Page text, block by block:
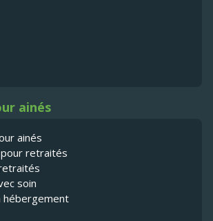
ainés
ainés
retraités
soin
hébergement